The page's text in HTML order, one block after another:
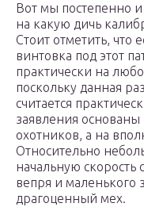
Вот мы постепенно
на какую дичь
Стоит отметить, что
винтовка под этот
практически на
поскольку данная
считается
заявления основаны
охотников, а на
Относительно
начальную скорость
вепря и маленького
драгоценный мех.